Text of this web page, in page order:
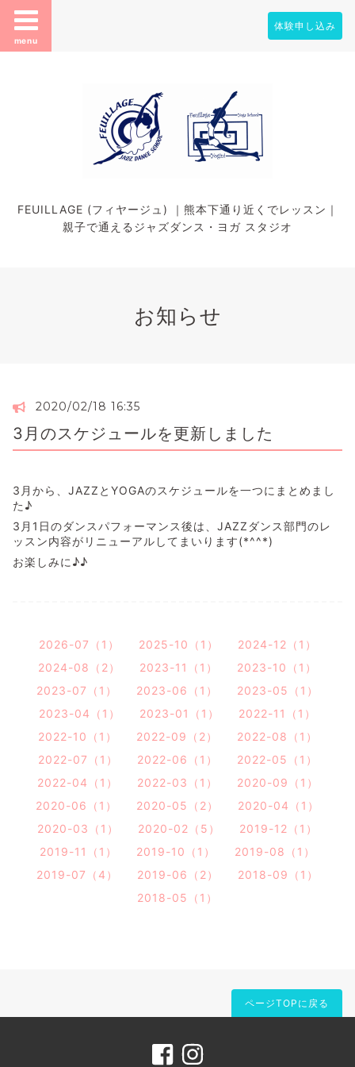
menu
体験申し込み
FEUILLAGE (フィヤージュ) ｜熊本下通り近くでレッスン｜
親子で通えるジャズダンス・ヨガ スタジオ
お知らせ
2020/02/18 16:35
3月のスケジュールを更新しました
3月から、JAZZとYOGAのスケジュールを一つにまとめまし
た♪
3月1日のダンスパフォーマンス後は、JAZZダンス部門のレ
ッスン内容がリニューアルしてまいります(*^^*)
お楽しみに♪♪
2026-07（1） 2025-10（1）
2024-12（1）
2024-08（2）
2023-11（1）
2023-10（1）
2023-07（1）
2023-06（1）
2023-05（1）
2023-04（1）
2023-01（1）
2022-11（1）
2022-10（1）
2022-09（2）
2022-08（1）
2022-07（1）
2022-06（1）
2022-05（1）
2022-04（1）
2022-03（1）
2020-09（1）
2020-06（1）
2020-05（2）
2020-04（1）
2020-03（1）
2020-02（5）
2019-12（1）
2019-11（1）
2019-10（1）
2019-08（1）
2019-07（4）
2019-06（2）
2018-09（1）
2018-05（1）
ページTOPに戻る